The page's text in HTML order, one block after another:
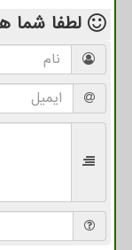
لطفا شما